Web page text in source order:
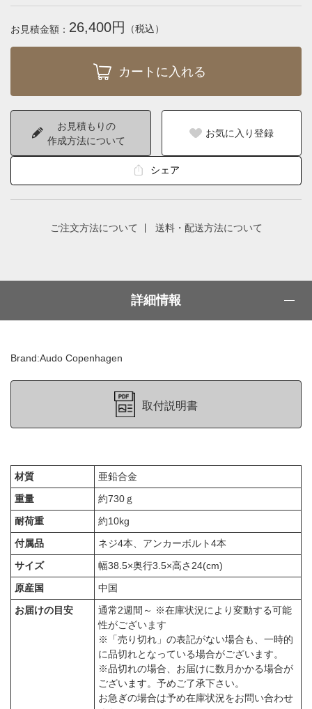
お見積金額： 26,400円 （税込）
お見積もりの
作成方法について
お気に入り登録
シェア
ご注文方法について 送料・配送方法について
詳細情報
Brand:Audo Copenhagen
取付説明書
材質
亜鉛合金
重量
約730ｇ
耐荷重
約10kg
付属品
ネジ4本、アンカーボルト4本
サイズ
幅38.5×奥行3.5×高さ24(cm)
原産国
中国
お届けの目安
通常2週間～ ※在庫状況により変動する可能
性がございます
※「売り切れ」の表記がない場合も、一時的
に品切れとなっている場合がございます。
※品切れの場合、お届けに数月かかる場合が
ございます。予めご了承下さい。
お急ぎの場合は予め在庫状況をお問い合わせ